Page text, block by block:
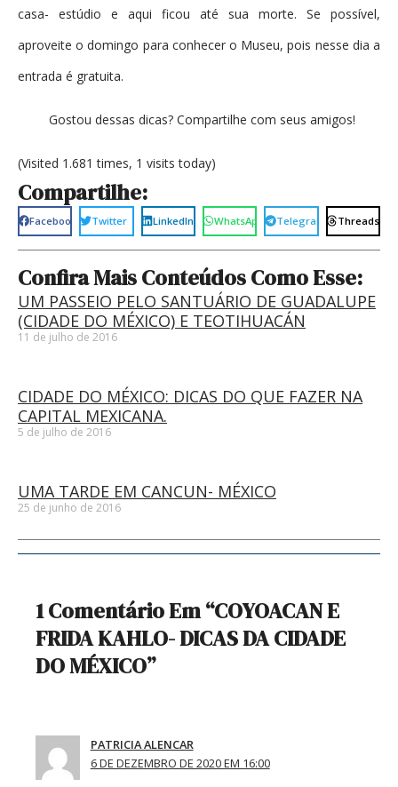
casa- estúdio e aqui ficou até sua morte. Se possível,
aproveite o domingo para conhecer o Museu, pois nesse dia a
entrada é gratuita.
Gostou dessas dicas? Compartilhe com seus amigos!
(Visited 1.681 times, 1 visits today)
Compartilhe:
Facebook Twitter LinkedIn WhatsApp Telegram Threads
Confira Mais Conteúdos Como Esse:
UM PASSEIO PELO SANTUÁRIO DE GUADALUPE
(CIDADE DO MÉXICO) E TEOTIHUACÁN
11 de julho de 2016
CIDADE DO MÉXICO: DICAS DO QUE FAZER NA
CAPITAL MEXICANA.
5 de julho de 2016
UMA TARDE EM CANCUN- MÉXICO
25 de junho de 2016
1 Comentário Em “COYOACAN E
FRIDA KAHLO- DICAS DA CIDADE
DO MÉXICO”
PATRICIA ALENCAR
6 DE DEZEMBRO DE 2020 EM 16:00